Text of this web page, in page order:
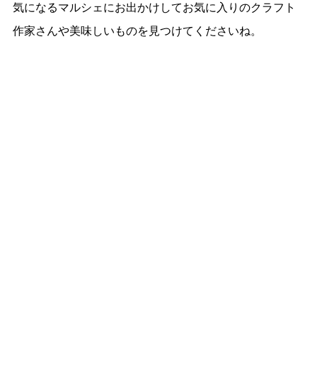
気になるマルシェにお出かけしてお気に入りのクラフト
作家さんや美味しいものを見つけてくださいね。